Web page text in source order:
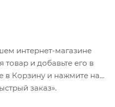
интернет-магазине
и добавьте его в
в Корзину и нажмите на
заказ».